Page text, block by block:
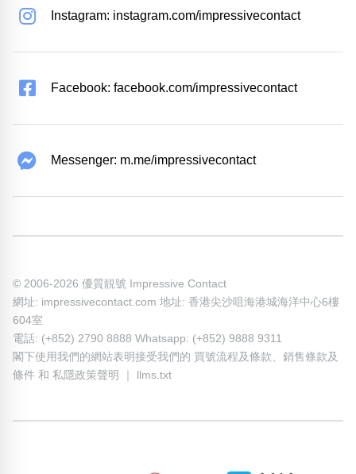
Instagram: instagram.com/impressivecontact
Facebook: facebook.com/impressivecontact
Messenger: m.me/impressivecontact
© 2006-2026 優質靚號 Impressive Contact
網址: impressivecontact.com 地址: 香港尖沙咀海港城海洋中心6樓
604室
電話: (+852) 2790 8888 Whatsapp: (+852) 9888 9311
閣下使用我們的網站表明接受我們的 買號流程及條款
銷售條款及
條件 和 私隱政策聲明 llms.txt